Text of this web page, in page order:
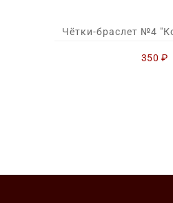
Чётки-браслет №4
350 ₽